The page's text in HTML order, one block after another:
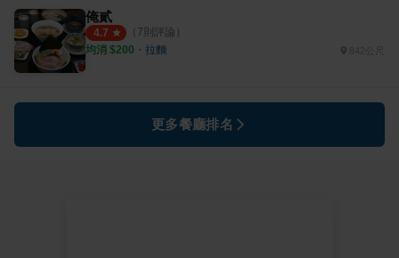
俺貳
4.7 （ 7則評論）
均消 $200 ・ 拉麵 842公尺
更多餐廳排名